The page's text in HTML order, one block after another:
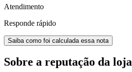
Atendimento
Responde rápido
Saiba como foi calculada essa nota
Sobre a reputação da loja